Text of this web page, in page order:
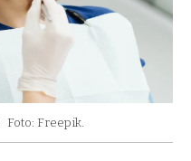
Foto: Freepik.